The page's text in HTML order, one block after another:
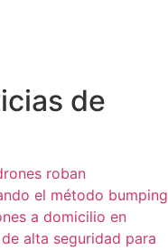
de
roban
el método bumping
a domicilio en
alta seguridad para